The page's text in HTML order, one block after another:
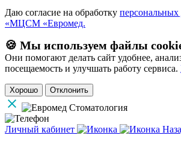
Даю согласие на обработку
«МЦСМ «Евромед.
🍪 Мы используем файлы
Они помогают делать сайт удобнее,
посещаемость и улучшать работу сервиса.
Хорошо Отклонить
Личный кабинет